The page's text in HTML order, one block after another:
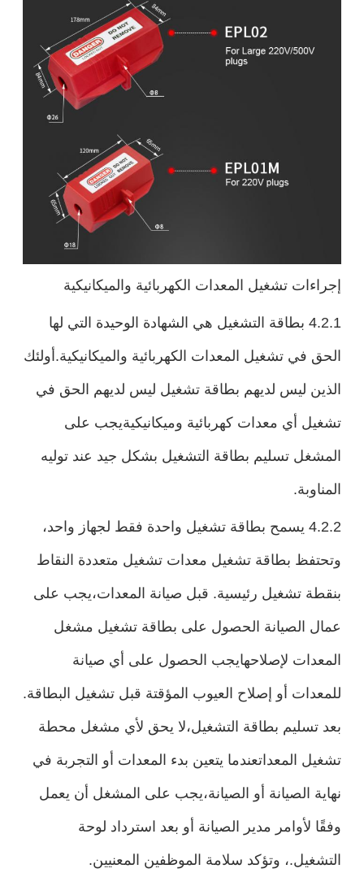
إجراءات تشغيل المعدات الكهربائية والميكانيكية
4.2.1 بطاقة التشغيل هي الشهادة الوحيدة التي لها
الحق في تشغيل المعدات الكهربائية والميكانيكية.أولئك
الذين ليس لديهم بطاقة تشغيل ليس لديهم الحق في
تشغيل أي معدات كهربائية وميكانيكيةيجب على
المشغل تسليم بطاقة التشغيل بشكل جيد عند توليه
المناوبة.
4.2.2 يسمح بطاقة تشغيل واحدة فقط لجهاز واحد،
وتحتفظ بطاقة تشغيل معدات تشغيل متعددة النقاط
بنقطة تشغيل رئيسية. قبل صيانة المعدات،يجب على
عمال الصيانة الحصول على بطاقة تشغيل مشغل
المعدات لإصلاحهايجب الحصول على أي صيانة
للمعدات أو إصلاح العيوب المؤقتة قبل تشغيل البطاقة.
بعد تسليم بطاقة التشغيل،لا يحق لأي مشغل محطة
تشغيل المعداتعندما يتعين بدء المعدات أو التجربة في
نهاية الصيانة أو الصيانة،يجب على المشغل أن يعمل
وفقًا لأوامر مدير الصيانة أو بعد استرداد لوحة
التشغيل.، وتؤكد سلامة الموظفين المعنيين.